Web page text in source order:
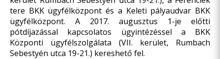
tere BKK ügyfélközpont és a Keleti pályaudvar BKK
ügyfélközpont. A 2017. augusztus 1-je előtti
pótdíjazással kapcsolatos ügyintézéssel a BKK
Központi ügyfélszolgálata (VII. kerület, Rumbach
Sebestyén utca 19-21.) kereshető fel.